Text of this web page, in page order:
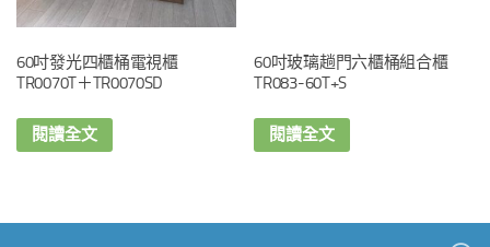
60吋發光四櫃桶電視櫃
TR0070T＋TR0070SD
閱讀全文
60吋玻璃趟門六櫃桶組合櫃
TR083-60T+S
閱讀全文